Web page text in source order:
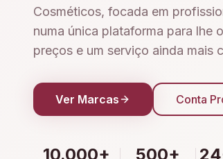
Cosméticos, focada em
numa única plataforma para lhe
preços e um serviço ainda mais
Ver Marcas Conta
10.000+ 500+